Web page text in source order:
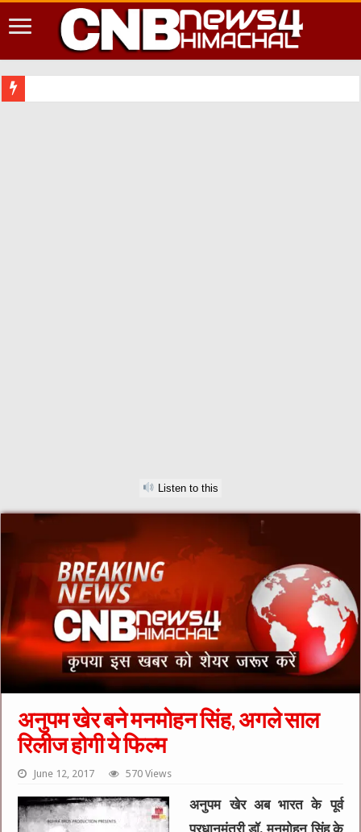
Listen to this
अनुपम खेर बने मनमोहन सिंह, अगले साल
रिलीज होगी ये फिल्म
June 12, 2017 570 Views
अनुपम खेर अब भारत के पूर्व
प्रधानमंत्री डॉ. मनमोहन सिंह के